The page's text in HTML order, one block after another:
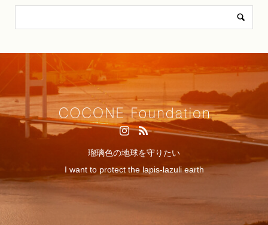
瑠璃色の地球を守りたい
I want to protect the lapis-lazuli earth